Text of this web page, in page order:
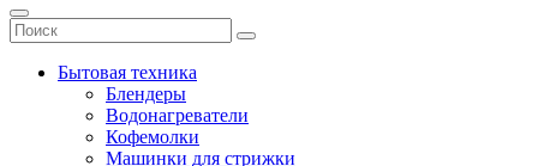
Бытовая техника
Блендеры
Водонагреватели
Кофемолки
Машинки для стрижки